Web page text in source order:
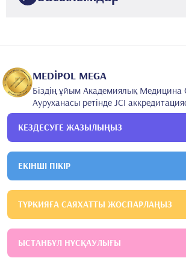
MEDİPOL MEGA
Біздің ұйым Академиялық Медицина
Ауруханасы ретінде JCI
КЕЗДЕСУГЕ ЖАЗЫЛЫҢЫЗ
ЕКІНШІ ПІКІР
ТҮРКИЯҒА САЯХАТТЫ ЖОСПАРЛАҢЫЗ
ЫСТАНБҰЛ НҰСҚАУЛЫҒЫ